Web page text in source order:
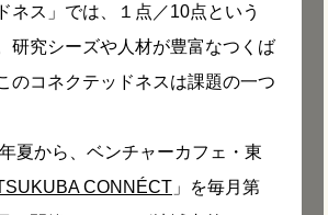
ネス」では、１点／10点という
研究シーズや人材が豊富なつくば
のコネクテッドネスは課題の一つ
夏から、ベンチャーカフェ・東
CONNÉCT 」を毎月第